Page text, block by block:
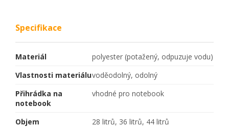
Specifikace
Materiál
polyester (potažený, odpuzuje vodu)
Vlastnosti materiáluvoděodolný, odolný
Přihrádka na
notebook
vhodné pro notebook
Objem
28 litrů, 36 litrů, 44 litrů